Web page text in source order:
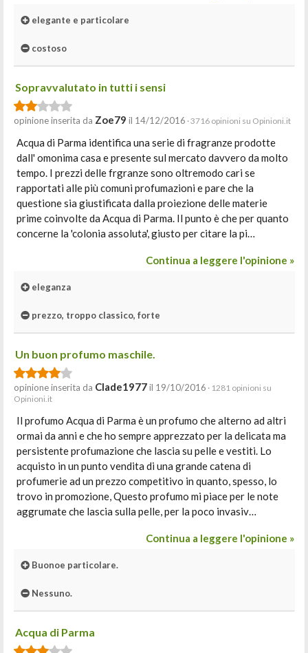
elegante e particolare
costoso
Sopravvalutato in tutti i sensi
opinione inserita da Zoe79 il 14/12/2016 · 3716 opinioni su Opinioni.it
Acqua di Parma identifica una serie di fragranze prodotte
dall' omonima casa e presente sul mercato davvero da molto
tempo. I prezzi delle frgranze sono oltremodo cari se
rapportati alle più comuni profumazioni e pare che la
questione sia giustificata dalla proiezione delle materie
prime coinvolte da Acqua di Parma. Il punto è che per quanto
concerne la 'colonia assoluta', giusto per citare la pi…
Continua a leggere l'opinione »
eleganza
prezzo, troppo classico, forte
Un buon profumo maschile.
opinione inserita da Clade1977il 19/10/2016 · 1281 opinioni su
Opinioni.it
Il profumo Acqua di Parma è un profumo che alterno ad altri
ormai da anni e che ho sempre apprezzato per la delicata ma
persistente profumazione che lascia su pelle e vestiti. Lo
acquisto in un punto vendita di una grande catena di
profumerie ad un prezzo competitivo in quanto, spesso, lo
trovo in promozione, Questo profumo mi piace per le note
aggrumate che lascia sulla pelle, per la poco invasiv…
Continua a leggere l'opinione »
Buonoe particolare.
Nessuno.
Acqua di Parma